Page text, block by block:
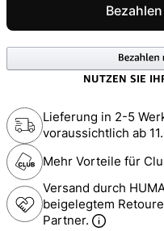
Lieferung in 2-5
voraussichtlich ab
Mehr Vorteile für
Versand durch
beigelegtem
Partner.